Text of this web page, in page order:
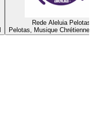
Rede Aleluia Pelotas
Pelotas, Musique